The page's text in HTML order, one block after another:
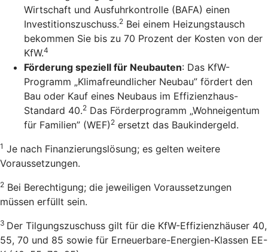
Wirtschaft und Ausfuhrkontrolle (BAFA) einen
Investitionszuschuss.2 Bei einem Heizungstausch
bekommen Sie bis zu 70 Prozent der Kosten von der
KfW.4
Förderung speziell für Neubauten: Das KfW-
Programm „Klimafreundlicher Neubau” fördert den
Bau oder Kauf eines Neubaus im Effizienzhaus-
Standard 40.2 Das Förderprogramm „Wohneigentum
für Familien” (WEF) 2 ersetzt das Baukindergeld.
1 Je nach Finanzierungslösung; es gelten weitere
Voraussetzungen.
2 Bei Berechtigung; die jeweiligen Voraussetzungen
müssen erfüllt sein.
3 Der Tilgungszuschuss gilt für die KfW-Effizienzhäuser 40,
55, 70 und 85 sowie für Erneuerbare-Energien-Klassen EE-